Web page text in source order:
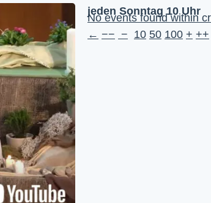
jeden Sonntag 10 Uhr
No events found within
← −− − 10 50 100 + ++